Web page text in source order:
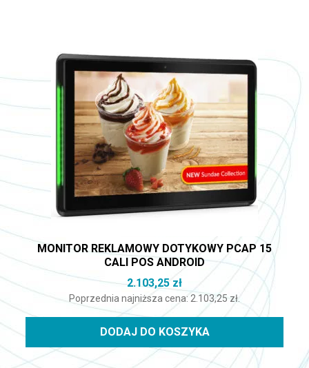
MONITOR REKLAMOWY DOTYKOWY PCAP 15
CALI POS ANDROID
2.103,25 zł
Poprzednia najniższa cena: 2.103,25 zł.
DODAJ DO KOSZYKA